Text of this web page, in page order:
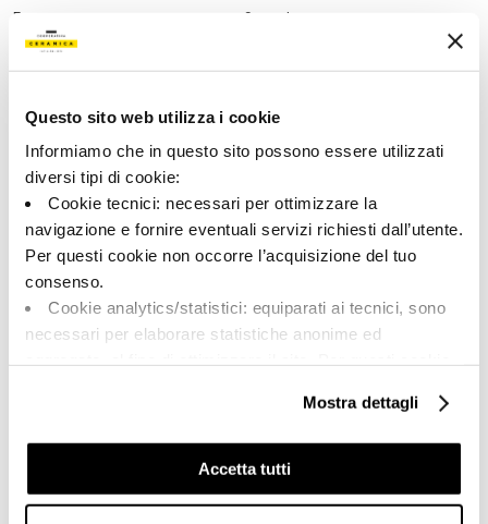
Questo sito web utilizza i cookie
Informiamo che in questo sito possono essere utilizzati
diversi tipi di cookie:
Cookie tecnici: necessari per ottimizzare la
navigazione e fornire eventuali servizi richiesti dall’utente.
Per questi cookie non occorre l’acquisizione del tuo
consenso.
Cookie analytics/statistici: equiparati ai tecnici, sono
necessari per elaborare statistiche anonime ed
Cookie di profilazione/marketing: sono utilizzati, solo
previo tuo consenso, per esaminare le tue abitudini di
navigazione e mostrarti quindi avvisi pubblicitari mirati, in
linea con le tue preferenze.
Mostra dettagli
Accetta tutti
Formato:
6.0x60.0
Stonalizzazione:
Unità di misura:
Share:
Via Vittorio Veneto, 13 - 40026 Imola (BO)